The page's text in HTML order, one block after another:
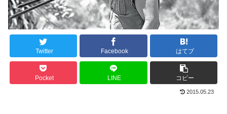
Twitter Facebook はてブ
Pocket LINE コピー
2015.05.23